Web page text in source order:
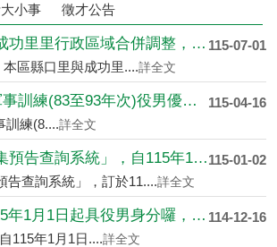
小事 徵才公告
115-07-01
鳳山區縣口里與成功里里行政區域合併調整，自115年7月1日起....
區縣口里與成功里....詳全文
115-04-16
115年常備兵役軍事訓練(83至93年次)役男優先入營、延....
訓練(8....詳全文
115-01-02
「替代役備役召集預告查詢系統」，自115年1月1日上線啟用
告查詢系統」，訂於11....詳全文
114-12-16
96年次男子 自115年1月1日起具役男身分囉，出國前應先申....
115年1月1日....詳全文